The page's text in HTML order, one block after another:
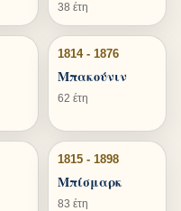
38 έτη
1814 - 1876
Μπακούνιν
62 έτη
1815 - 1898
Μπίσμαρκ
83 έτη